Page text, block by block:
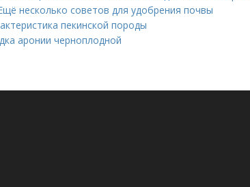
несколько советов для удобрения почвы
пекинской породы
аронии черноплодной